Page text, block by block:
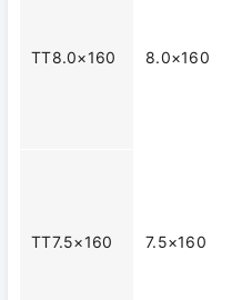
TT8.0×160 8.0×160
TT7.5×160 7.5×160